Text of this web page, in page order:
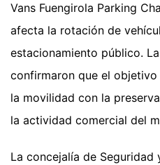
Vans Fuengirola Parking
afecta la rotación de
estacionamiento público.
confirmaron que el
la movilidad con la
la actividad comercial del
La concejalía de